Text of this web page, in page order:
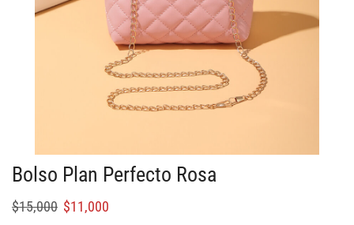
Bolso Plan Perfecto Rosa
$15,000 $11,000